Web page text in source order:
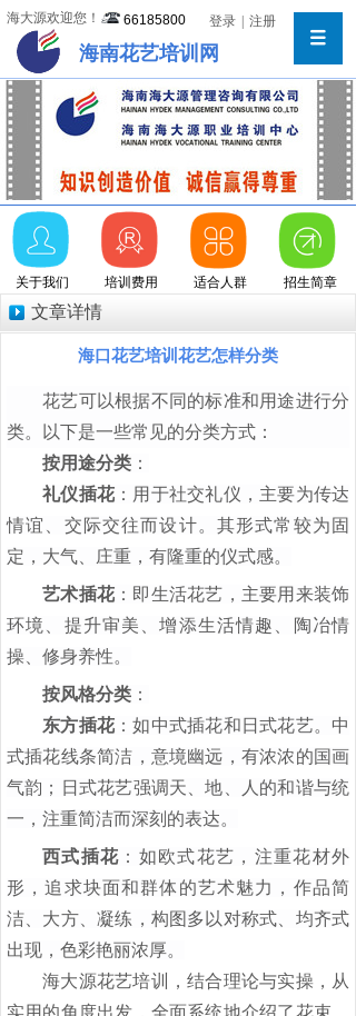
海大源欢迎您！ 66185800 登录 注册
海南花艺培训网
关于我们 培训费用 招生简章
适合人群
文章详情
海口花艺培训花艺怎样分类
花艺可以根据不同的标准和用途进行分
类。以下是一些常见的分类方式：
按用途分类 ：
礼仪插花 ：用于社交礼仪，主要为传达
情谊、交际交往而设计。其形式常较为固
定，大气、庄重，有隆重的仪式感。
艺术插花 ：即生活花艺，主要用来装饰
环境、提升审美、增添生活情趣、陶冶情
操、修身养性。
按风格分类 ：
东方插花 ：如中式插花和日式花艺。中
式插花线条简洁，意境幽远，有浓浓的国画
气韵；日式花艺强调天、地、人的和谐与统
一，注重简洁而深刻的表达。
西式插花 ：如欧式花艺，注重花材外
形，追求块面和群体的艺术魅力，作品简
洁、大方、凝练，构图多以对称式、均齐式
出现，色彩艳丽浓厚。
海大源花艺培训，结合理论与实操，从
实用的角度出发，全面系统地介绍了花束、